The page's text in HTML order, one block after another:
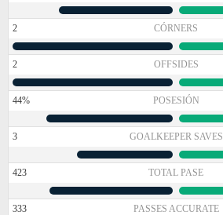
2 CÓRNERS
2 OFFSIDES
44% POSESIÓN
3 GOALKEEPER SAVES
423 TOTAL PASE
333 PASSES ACCURATE